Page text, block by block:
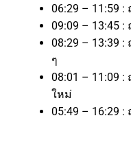
06:29 – 11:59
09:09 – 13:45
08:29 – 13:39 :
ๆ
08:01 – 11:09 :
ใหม่
05:49 – 16:29